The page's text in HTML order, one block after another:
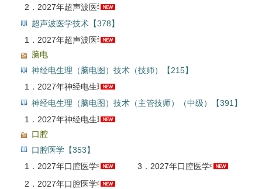
2． 2027年超声波医学中级职称考试题库【真题精选＋章节题库＋模拟试题＋冲刺试卷】AI讲解
超声波医学技术【378】
1． 2027年超声波医学技术中级职称考试题库【真题精选＋章节题库＋模拟试题】AI讲解
脑电
神经电生理（脑电图）技术（技师）【215】
1． 2027年神经电生理（脑电图）技术（师）考试题库【真题精选＋章节题库】AI讲解
神经电生理（脑电图）技术（主管技师）（中级）【391】
1． 2027年神经电生理（脑电图）技术中级职称考试题库【真题精选＋章节题库＋模拟试题】AI讲解
口腔
口腔医学【353】
1． 2027年口腔医学中级职称考试全套资料【真题精选＋题库＋考前冲刺】 3． 2027年口腔医学中级职称考试考前冲刺卷AI讲解
2． 2027年口腔医学中级职称考试题库【真题精选＋章节题库】AI讲解